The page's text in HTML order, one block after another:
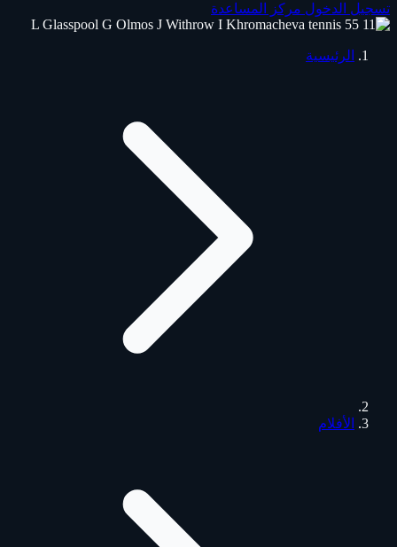
تسجيل الدخول مركز المساعدة
الرئيسية
الأفلام